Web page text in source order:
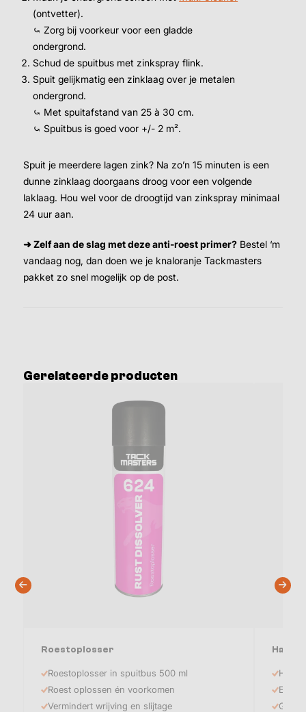
(ontvetter).
⤿ Zorg bij voorkeur voor een gladde
ondergrond.
Schud de spuitbus met zinkspray flink.
Spuit gelijkmatig een zinklaag over je metalen
ondergrond.
⤿ Met spuitafstand van 25 à 30 cm.
⤿ Spuitbus is goed voor +/- 2 m².
Spuit je meerdere lagen zink? Na zo’n 15 minuten is een
dunne zinklaag doorgaans droog voor een volgende
laklaag. Hou wel voor de droogtijd van zinkspray minimaal
24 uur aan.
➜ Zelf aan de slag met deze anti-roest primer? Bestel ‘m
vandaag nog, dan doen we je knaloranje Tackmasters
pakket zo snel mogelijk op de post.
Gerelateerde producten
Roestoplosser
Roestoplosser in spuitbus 500 ml
Roest oplossen én voorkomen
Vermindert wrijving en slijtage
Handy